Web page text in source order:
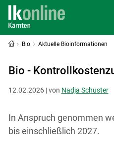
Bio Aktuelle Bioinformationen
Bio -
12.02.2026 | von Nadja Schuster
In Anspruch genommen
bis einschließlich 2027.